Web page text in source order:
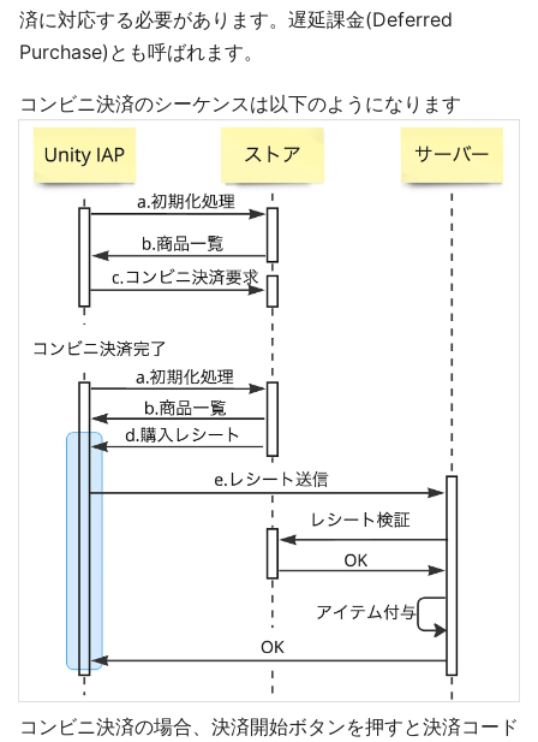
済に対応する必要があります。遅延課金(Deferred
Purchase)とも呼ばれます。
コンビニ決済のシーケンスは以下のようになります
コンビニ決済の場合、決済開始ボタンを押すと決済コード